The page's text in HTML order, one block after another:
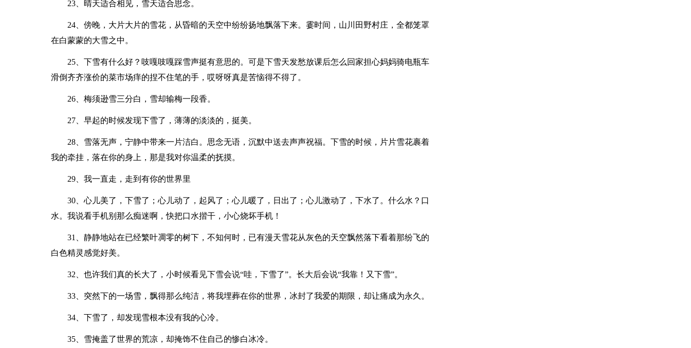
23、晴天适合相见，雪天适合思念。
24、傍晚，大片大片的雪花，从昏暗的天空中纷纷扬地飘落下来。霎时间，山川田野村庄，全都笼罩
在白蒙蒙的大雪之中。
25、下雪有什么好？吱嘎吱嘎踩雪声挺有意思的。可是下雪天发愁放课后怎么回家担心妈妈骑电瓶车
滑倒齐齐涨价的菜市场痒的捏不住笔的手，哎呀呀真是苦恼得不得了。
26、梅须逊雪三分白，雪却输梅一段香。
27、早起的时候发现下雪了，薄薄的淡淡的，挺美。
28、雪落无声，宁静中带来一片洁白。思念无语，沉默中送去声声祝福。下雪的时候，片片雪花裹着
我的牵挂，落在你的身上，那是我对你温柔的抚摸。
29、我一直走，走到有你的世界里
30、心儿美了，下雪了；心儿动了，起风了；心儿暖了，日出了；心儿激动了，下水了。什么水？口
水。我说看手机别那么痴迷啊，快把口水揩干，小心烧坏手机！
31、静静地站在已经繁叶凋零的树下，不知何时，已有漫天雪花从灰色的天空飘然落下看着那纷飞的
白色精灵感觉好美。
32、也许我们真的长大了，小时候看见下雪会说“哇，下雪了”。长大后会说“我靠！又下雪”。
33、突然下的一场雪，飘得那么纯洁，将我埋葬在你的世界，冰封了我爱的期限，却让痛成为永久。
34、下雪了，却发现雪根本没有我的心冷。
35、雪掩盖了世界的荒凉，却掩饰不住自己的惨白冰冷。